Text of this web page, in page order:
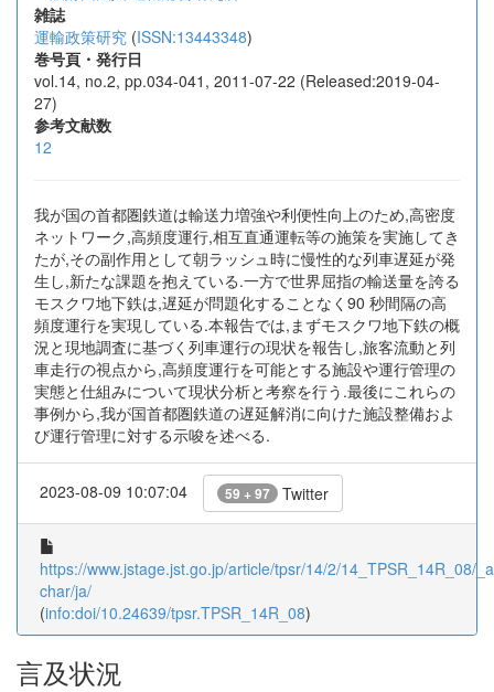
雑誌
運輸政策研究 (ISSN:13443348)
巻号頁・発行日
vol.14, no.2, pp.034-041, 2011-07-22 (Released:2019-04-
27)
参考文献数
12
我が国の首都圏鉄道は輸送力増強や利便性向上のため,高密度
ネットワーク,高頻度運行,相互直通運転等の施策を実施してき
たが,その副作用として朝ラッシュ時に慢性的な列車遅延が発
生し,新たな課題を抱えている.一方で世界屈指の輸送量を誇る
モスクワ地下鉄は,遅延が問題化することなく90 秒間隔の高
頻度運行を実現している.本報告では,まずモスクワ地下鉄の概
況と現地調査に基づく列車運行の現状を報告し,旅客流動と列
車走行の視点から,高頻度運行を可能とする施設や運行管理の
実態と仕組みについて現状分析と考察を行う.最後にこれらの
事例から,我が国首都圏鉄道の遅延解消に向けた施設整備およ
び運行管理に対する示唆を述べる.
2023-08-09 10:07:04 59 + 97 Twitter
https://www.jstage.jst.go.jp/article/tpsr/14/2/14_TPSR_14R_08/
char/ja/
(info:doi/10.24639/tpsr.TPSR_14R_08)
言及状況